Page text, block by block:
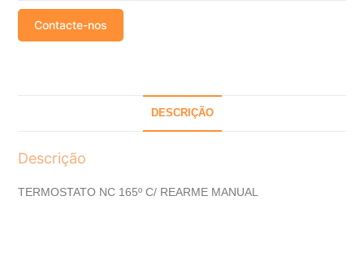
Contacte-nos
DESCRIÇÃO
Descrição
TERMOSTATO NC 165º C/ REARME MANUAL